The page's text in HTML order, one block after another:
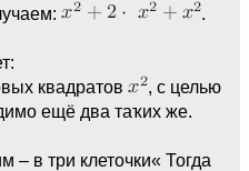
.
квадратов
, с целью
ещё два таҡих же.
– в три клеточки« Тогда